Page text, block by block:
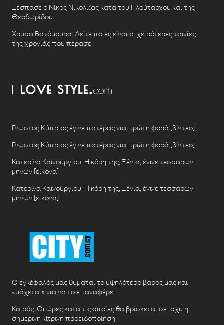
Ξέσπασε ο Νίκος Νικόλιζας κατά του Πλούταρχου και της
Θεοδωρίδου
Χρυσά Βατόμουρα: Δείτε ποιες είναι οι χειρότερες ταινίες
της χρονιάς που πέρασε
Γνωστός Κύπριος έγινε πατέρας για πρώτη φορά [βίντεο]
Γνωστός Κύπριος έγινε πατέρας για πρώτη φορά [βίντεο]
Κατερίνα Καινούργιου: Η κόρη της, Ξένια, έγινε τεσσάρων
μηνών [εικόνα]
Κατερίνα Καινούργιου: Η κόρη της, Ξένια, έγινε τεσσάρων
μηνών [εικόνα]
Ο εγκέφαλός μας θυμάται το υψηλότερο βάρος μας και
«μάχεται» για να το επαναφέρει
Καιρός: Οι ώρες κατά τις οποίες θα βρίσκεται σε ισχύ η
σημερινή κίτρινη προειδοποίηση